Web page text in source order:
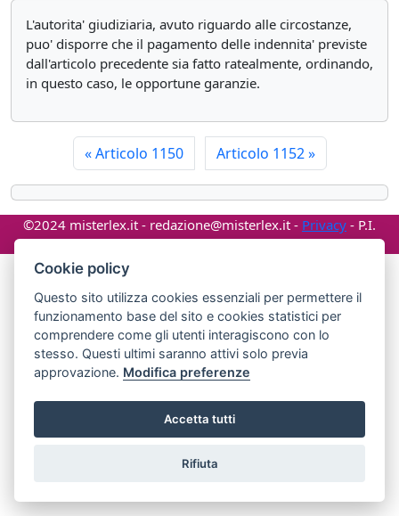
L'autorita' giudiziaria, avuto riguardo alle circostanze,
puo' disporre che il pagamento delle indennita' previste
dall'articolo precedente sia fatto ratealmente, ordinando,
in questo caso, le opportune garanzie.
«Articolo 1150 Articolo 1152»
©2024 misterlex.it - redazione@misterlex.it - Privacy - P.I.
02029690472
Cookie policy
Questo sito utilizza cookies essenziali per permettere il
funzionamento base del sito e cookies statistici per
comprendere come gli utenti interagiscono con lo
stesso. Questi ultimi saranno attivi solo previa
approvazione. Modifica preferenze
Accetta tutti
Rifiuta